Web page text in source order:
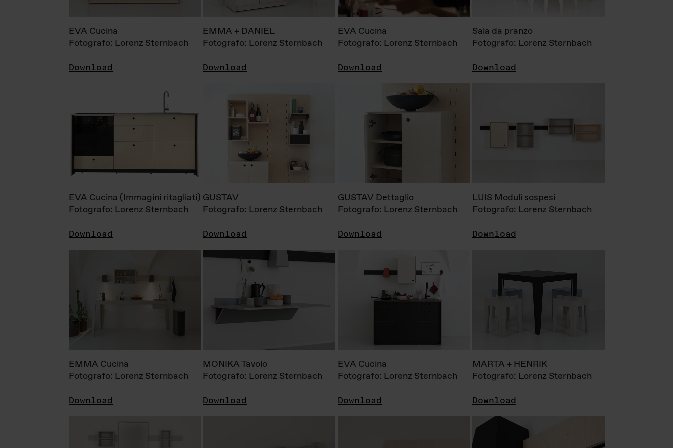
EVA Cucina
Fotografo: Lorenz Sternbach
Download
EMMA + DANIEL
Fotografo: Lorenz Sternbach
Download
EVA Cucina
Fotografo: Lorenz Sternbach
Download
Sala da pranzo
Fotografo: Lorenz Sternbach
Download
EVA Cucina (Immagini ritagliati)
Fotografo: Lorenz Sternbach
Download
GUSTAV
Fotografo: Lorenz Sternbach
Download
GUSTAV Dettaglio
Fotografo: Lorenz Sternbach
Download
LUIS Moduli sospesi
Fotografo: Lorenz Sternbach
Download
EMMA Cucina
Fotografo: Lorenz Sternbach
Download
MONIKA Tavolo
Fotografo: Lorenz Sternbach
Download
EVA Cucina
Fotografo: Lorenz Sternbach
Download
MARTA + HENRIK
Fotografo: Lorenz Sternbach
Download